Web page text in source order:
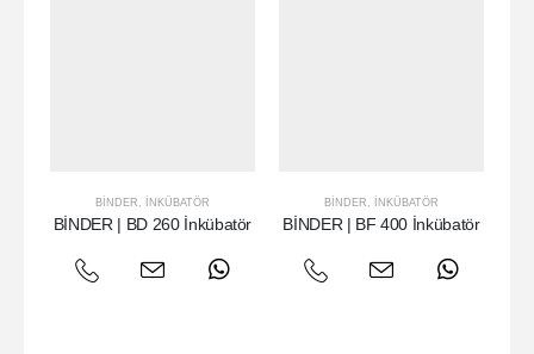
BINDER , İNKÜBATÖR
BİNDER | BD 260 İnkübatör
BINDER , İNKÜBATÖR
BİNDER | BF 400 İnkübatör